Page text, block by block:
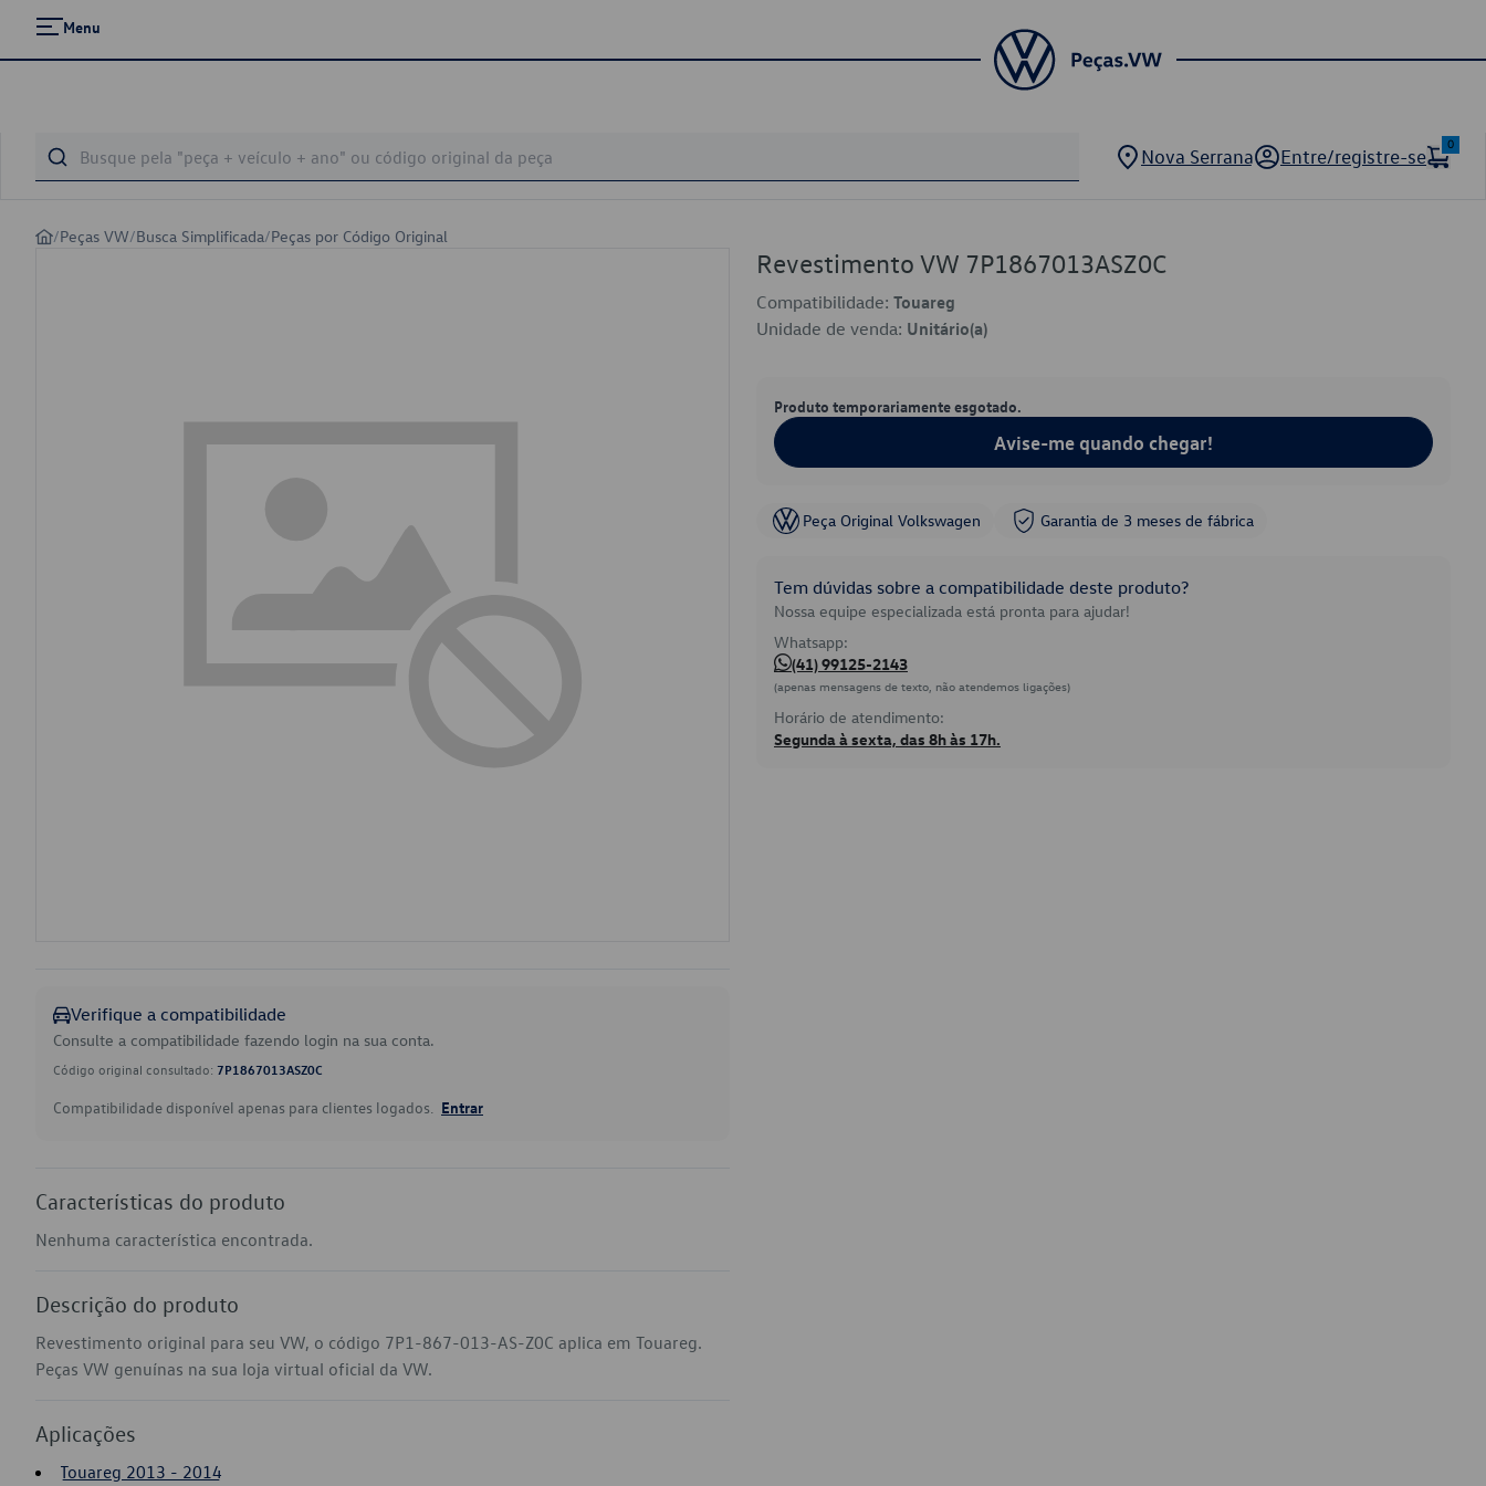
Menu
Nova Serrana Entre/registre-se
0
/Peças VW/Busca Simplificada/Peças por Código Original
Verifique a compatibilidade
Consulte a compatibilidade fazendo login na sua conta.
Código original consultado: 7P1867013ASZ0C
Compatibilidade disponível apenas para clientes logados. Entrar
Características do produto
Nenhuma característica encontrada.
Descrição do produto
Revestimento original para seu VW, o código 7P1-867-013-AS-Z0C aplica em Touareg.
Peças VW genuínas na sua loja virtual oficial da VW.
Aplicações
Touareg 2013 - 2014
Revestimento VW 7P1867013ASZ0C
Compatibilidade: Touareg
Unidade de venda: Unitário(a)
Produto temporariamente esgotado.
Avise-me quando chegar!
Peça Original Volkswagen Garantia de 3 meses de fábrica
Tem dúvidas sobre a compatibilidade deste produto?
Nossa equipe especializada está pronta para ajudar!
Whatsapp:
(41) 99125-2143
(apenas mensagens de texto, não atendemos ligações)
Horário de atendimento:
Segunda à sexta, das 8h às 17h.